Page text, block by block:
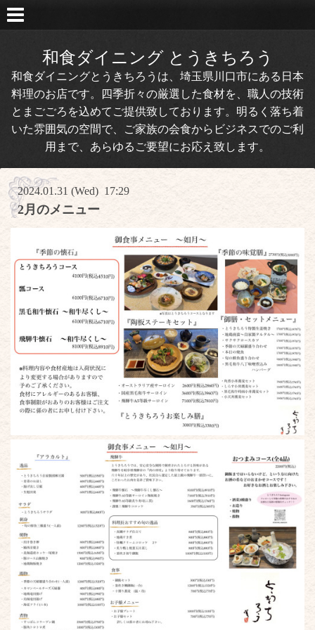
和食ダイニング とうきちろう
和食ダイニングとうきちろうは、埼玉県川口市にある日本
料理のお店です。四季折々の厳選した食材を、職人の技術
とまごごろを込めてご提供致しております。明るく落ち着
いた雰囲気の空間で、ご家族の会食からビジネスでのご利
用まで、あらゆるご要望にお応え致します。
2024.01.31 (Wed) 17:29
2月のメニュー